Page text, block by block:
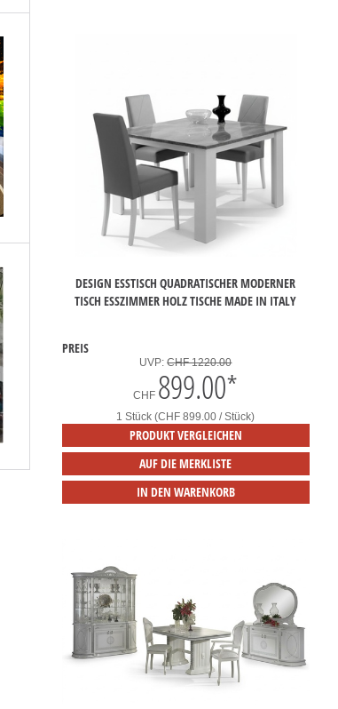
DESIGN ESSTISCH QUADRATISCHER MODERNER
TISCH ESSZIMMER HOLZ TISCHE MADE IN ITALY
PREIS
UVP:CHF 1220.00
CHF 899.00*
1 Stück (CHF 899.00 / Stück)
PRODUKT VERGLEICHEN
AUF DIE MERKLISTE
IN DEN WARENKORB